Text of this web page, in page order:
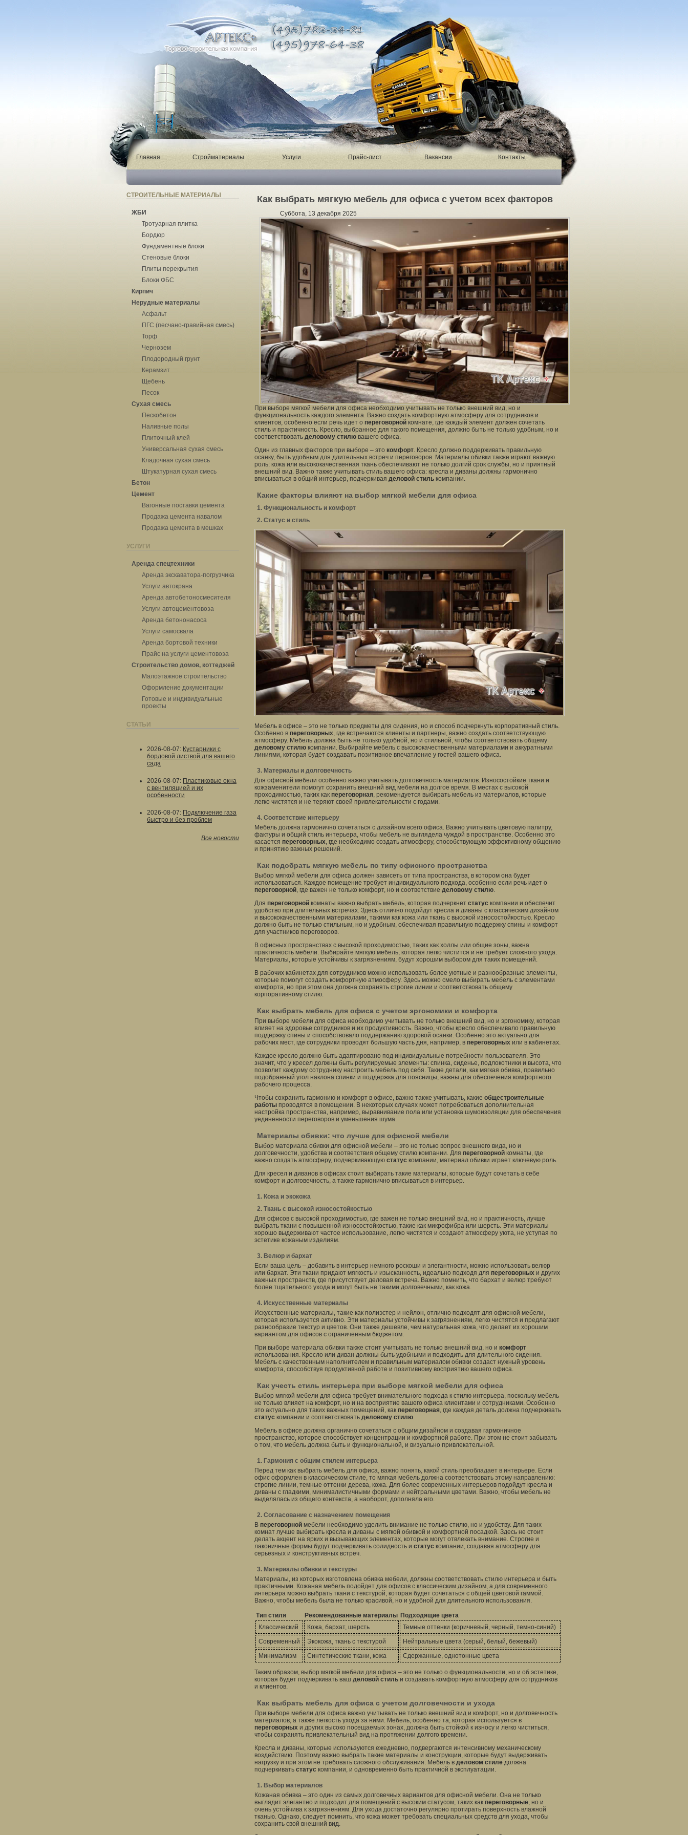
Главная Стройматериалы Услуги Прайс-лист Вакансии Контакты
СТРОИТЕЛЬНЫЕ МАТЕРИАЛЫ
ЖБИ
Тротуарная плитка
Бордюр
Фундаментные блоки
Стеновые блоки
Плиты перекрытия
Блоки ФБС
Кирпич
Нерудные материалы
Асфальт
ПГС (песчано-гравийная смесь)
Торф
Чернозем
Плодородный грунт
Керамзит
Щебень
Песок
Сухая смесь
Пескобетон
Наливные полы
Плиточный клей
Универсальная сухая смесь
Кладочная сухая смесь
Штукатурная сухая смесь
Бетон
Цемент
Вагонные поставки цемента
Продажа цемента навалом
Продажа цемента в мешках
УСЛУГИ
Аренда спецтехники
Аренда экскаватора-погрузчика
Услуги автокрана
Аренда автобетоносмесителя
Услуги автоцементовоза
Аренда бетононасоса
Услуги самосвала
Аренда бортовой техники
Прайс на услуги цементовоза
Строительство домов, коттеджей
Малоэтажное строительство
Оформление документации
Готовые и индивидуальные
проекты
СТАТЬИ
2026-08-07: Кустарники с
бордовой листвой для вашего
сада
2026-08-07: Пластиковые окна
с вентиляцией и их
особенности
2026-08-07: Подключение газа
быстро и без проблем
Все новости
Как выбрать мягкую мебель для офиса с учетом всех факторов
Суббота, 13 декабря 2025
При выборе мягкой мебели для офиса необходимо учитывать не только внешний вид, но и
функциональность каждого элемента. Важно создать комфортную атмосферу для сотрудников и
клиентов, особенно если речь идет о переговорной комнате, где каждый элемент должен сочетать
стиль и практичность. Кресло, выбранное для такого помещения, должно быть не только удобным, но и
соответствовать деловому стилю вашего офиса.
Один из главных факторов при выборе – это комфорт. Кресло должно поддерживать правильную
осанку, быть удобным для длительных встреч и переговоров. Материалы обивки также играют важную
роль: кожа или высококачественная ткань обеспечивают не только долгий срок службы, но и приятный
внешний вид. Важно также учитывать стиль вашего офиса: кресла и диваны должны гармонично
вписываться в общий интерьер, подчеркивая деловой стиль компании.
Какие факторы влияют на выбор мягкой мебели для офиса
1. Функциональность и комфорт
2. Статус и стиль
Мебель в офисе – это не только предметы для сидения, но и способ подчеркнуть корпоративный стиль.
Особенно в переговорных, где встречаются клиенты и партнеры, важно создать соответствующую
атмосферу. Мебель должна быть не только удобной, но и стильной, чтобы соответствовать общему
деловому стилю компании. Выбирайте мебель с высококачественными материалами и аккуратными
линиями, которая будет создавать позитивное впечатление у гостей вашего офиса.
3. Материалы и долговечность
Для офисной мебели особенно важно учитывать долговечность материалов. Износостойкие ткани и
кожзаменители помогут сохранить внешний вид мебели на долгое время. В местах с высокой
проходимостью, таких как переговорная, рекомендуется выбирать мебель из материалов, которые
легко чистятся и не теряют своей привлекательности с годами.
4. Соответствие интерьеру
Мебель должна гармонично сочетаться с дизайном всего офиса. Важно учитывать цветовую палитру,
фактуры и общий стиль интерьера, чтобы мебель не выглядела чуждой в пространстве. Особенно это
касается переговорных, где необходимо создать атмосферу, способствующую эффективному общению
и принятию важных решений.
Как подобрать мягкую мебель по типу офисного пространства
Выбор мягкой мебели для офиса должен зависеть от типа пространства, в котором она будет
использоваться. Каждое помещение требует индивидуального подхода, особенно если речь идет о
переговорной, где важен не только комфорт, но и соответствие деловому стилю.
Для переговорной комнаты важно выбрать мебель, которая подчеркнет статус компании и обеспечит
удобство при длительных встречах. Здесь отлично подойдут кресла и диваны с классическим дизайном
и высококачественными материалами, такими как кожа или ткань с высокой износостойкостью. Кресло
должно быть не только стильным, но и удобным, обеспечивая правильную поддержку спины и комфорт
для участников переговоров.
В офисных пространствах с высокой проходимостью, таких как холлы или общие зоны, важна
практичность мебели. Выбирайте мягкую мебель, которая легко чистится и не требует сложного ухода.
Материалы, которые устойчивы к загрязнениям, будут хорошим выбором для таких помещений.
В рабочих кабинетах для сотрудников можно использовать более уютные и разнообразные элементы,
которые помогут создать комфортную атмосферу. Здесь можно смело выбирать мебель с элементами
комфорта, но при этом она должна сохранять строгие линии и соответствовать общему
корпоративному стилю.
Как выбрать мебель для офиса с учетом эргономики и комфорта
При выборе мебели для офиса необходимо учитывать не только внешний вид, но и эргономику, которая
влияет на здоровье сотрудников и их продуктивность. Важно, чтобы кресло обеспечивало правильную
поддержку спины и способствовало поддержанию здоровой осанки. Особенно это актуально для
рабочих мест, где сотрудники проводят большую часть дня, например, в переговорных или в кабинетах.
Каждое кресло должно быть адаптировано под индивидуальные потребности пользователя. Это
значит, что у кресел должны быть регулируемые элементы: спинка, сиденье, подлокотники и высота, что
позволит каждому сотруднику настроить мебель под себя. Такие детали, как мягкая обивка, правильно
подобранный угол наклона спинки и поддержка для поясницы, важны для обеспечения комфортного
рабочего процесса.
Чтобы сохранить гармонию и комфорт в офисе, важно также учитывать, какие общестроительные
работы проводятся в помещении. В некоторых случаях может потребоваться дополнительная
настройка пространства, например, выравнивание пола или установка шумоизоляции для обеспечения
уединенности переговоров и уменьшения шума.
Материалы обивки: что лучше для офисной мебели
Выбор материала обивки для офисной мебели – это не только вопрос внешнего вида, но и
долговечности, удобства и соответствия общему стилю компании. Для переговорной комнаты, где
важно создать атмосферу, подчеркивающую статус компании, материал обивки играет ключевую роль.
Для кресел и диванов в офисах стоит выбирать такие материалы, которые будут сочетать в себе
комфорт и долговечность, а также гармонично вписываться в интерьер.
1. Кожа и экокожа
2. Ткань с высокой износостойкостью
Для офисов с высокой проходимостью, где важен не только внешний вид, но и практичность, лучше
выбрать ткани с повышенной износостойкостью, такие как микрофибра или шерсть. Эти материалы
хорошо выдерживают частое использование, легко чистятся и создают атмосферу уюта, не уступая по
эстетике кожаным изделиям.
3. Велюр и бархат
Если ваша цель – добавить в интерьер немного роскоши и элегантности, можно использовать велюр
или бархат. Эти ткани придают мягкость и изысканность, идеально подходя для переговорных и других
важных пространств, где присутствует деловая встреча. Важно помнить, что бархат и велюр требуют
более тщательного ухода и могут быть не такими долговечными, как кожа.
4. Искусственные материалы
Искусственные материалы, такие как полиэстер и нейлон, отлично подходят для офисной мебели,
которая используется активно. Эти материалы устойчивы к загрязнениям, легко чистятся и предлагают
разнообразие текстур и цветов. Они также дешевле, чем натуральная кожа, что делает их хорошим
вариантом для офисов с ограниченным бюджетом.
При выборе материала обивки также стоит учитывать не только внешний вид, но и комфорт
использования. Кресло или диван должны быть удобными и подходить для длительного сидения.
Мебель с качественным наполнителем и правильным материалом обивки создаст нужный уровень
комфорта, способствуя продуктивной работе и позитивному восприятию вашего офиса.
Как учесть стиль интерьера при выборе мягкой мебели для офиса
Выбор мягкой мебели для офиса требует внимательного подхода к стилю интерьера, поскольку мебель
не только влияет на комфорт, но и на восприятие вашего офиса клиентами и сотрудниками. Особенно
это актуально для таких важных помещений, как переговорная, где каждая деталь должна подчеркивать
статус компании и соответствовать деловому стилю.
Мебель в офисе должна органично сочетаться с общим дизайном и создавая гармоничное
пространство, которое способствует концентрации и комфортной работе. При этом не стоит забывать
о том, что мебель должна быть и функциональной, и визуально привлекательной.
1. Гармония с общим стилем интерьера
Перед тем как выбрать мебель для офиса, важно понять, какой стиль преобладает в интерьере. Если
офис оформлен в классическом стиле, то мягкая мебель должна соответствовать этому направлению:
строгие линии, темные оттенки дерева, кожа. Для более современных интерьеров подойдут кресла и
диваны с гладкими, минималистичными формами и нейтральными цветами. Важно, чтобы мебель не
выделялась из общего контекста, а наоборот, дополняла его.
2. Согласование с назначением помещения
В переговорной мебели необходимо уделить внимание не только стилю, но и удобству. Для таких
комнат лучше выбирать кресла и диваны с мягкой обивкой и комфортной посадкой. Здесь не стоит
делать акцент на ярких и вызывающих элементах, которые могут отвлекать внимание. Строгие и
лаконичные формы будут подчеркивать солидность и статус компании, создавая атмосферу для
серьезных и конструктивных встреч.
3. Материалы обивки и текстуры
Материалы, из которых изготовлена обивка мебели, должны соответствовать стилю интерьера и быть
практичными. Кожаная мебель подойдет для офисов с классическим дизайном, а для современного
интерьера можно выбрать ткани с текстурой, которая будет сочетаться с общей цветовой гаммой.
Важно, чтобы мебель была не только красивой, но и удобной для длительного использования.
Тип стиля Рекомендованные материалы Подходящие цвета
Классический
Кожа, бархат, шерсть
Темные оттенки (коричневый, черный, темно-синий)
Современный
Экокожа, ткань с текстурой
Нейтральные цвета (серый, белый, бежевый)
Минимализм
Синтетические ткани, кожа Сдержанные, однотонные цвета
Таким образом, выбор мягкой мебели для офиса – это не только о функциональности, но и об эстетике,
которая будет подчеркивать ваш деловой стиль и создавать комфортную атмосферу для сотрудников
и клиентов.
Как выбрать мебель для офиса с учетом долговечности и ухода
При выборе мебели для офиса важно учитывать не только внешний вид и комфорт, но и долговечность
материалов, а также легкость ухода за ними. Мебель, особенно та, которая используется в
переговорных и других высоко посещаемых зонах, должна быть стойкой к износу и легко чиститься,
чтобы сохранять привлекательный вид на протяжении долгого времени.
Кресла и диваны, которые используются ежедневно, подвергаются интенсивному механическому
воздействию. Поэтому важно выбрать такие материалы и конструкции, которые будут выдерживать
нагрузку и при этом не требовать сложного обслуживания. Мебель в деловом стиле должна
подчеркивать статус компании, и одновременно быть практичной в эксплуатации.
1. Выбор материалов
Кожаная обивка – это один из самых долговечных вариантов для офисной мебели. Она не только
выглядит элегантно и подходит для помещений с высоким статусом, таких как переговорные, но и
очень устойчива к загрязнениям. Для ухода достаточно регулярно протирать поверхность влажной
тканью. Однако, следует помнить, что кожа может требовать специальных средств для ухода, чтобы
сохранить свой внешний вид.